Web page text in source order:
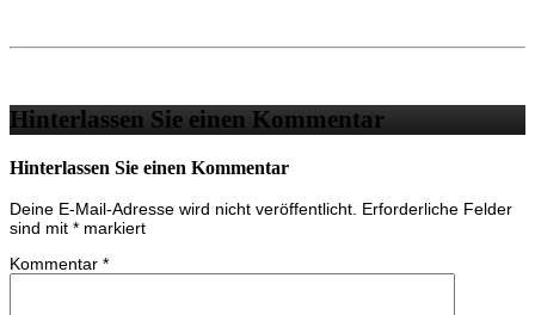
Hinterlassen Sie einen Kommentar
Hinterlassen Sie einen Kommentar
Deine E-Mail-Adresse wird nicht veröffentlicht. Erforderliche Felder
sind mit * markiert
Kommentar *